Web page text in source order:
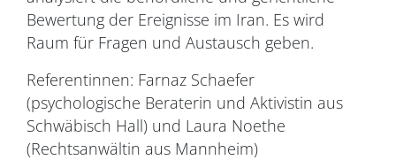
Bewertung der Ereignisse im Iran. Es wird
Raum für Fragen und Austausch geben.
Referentinnen: Farnaz Schaefer
(psychologische Beraterin und Aktivistin aus
Schwäbisch Hall) und Laura Noethe
(Rechtsanwältin aus Mannheim)